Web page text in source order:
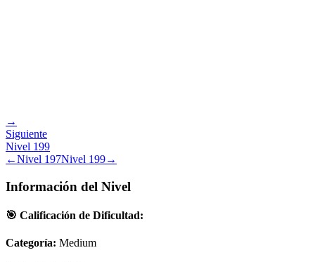
→
Siguiente
Nivel 199
←Nivel 197Nivel 199→
Información del Nivel
🎯 Calificación de Dificultad:
Categoría: Medium